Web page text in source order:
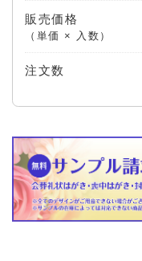
販売価格
（単価 × 入数）
注文数